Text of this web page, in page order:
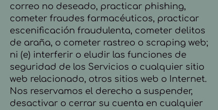
correo no deseado, practicar phishing,
cometer fraudes farmacéuticos, practicar
escenificación fraudulenta, cometer delitos
de araña, o cometer rastreo o scraping web;
ni (e) interferir o eludir las funciones de
seguridad de los Servicios o cualquier sitio
web relacionado, otros sitios web o Internet.
Nos reservamos el derecho a suspender,
desactivar o cerrar su cuenta en cualquier